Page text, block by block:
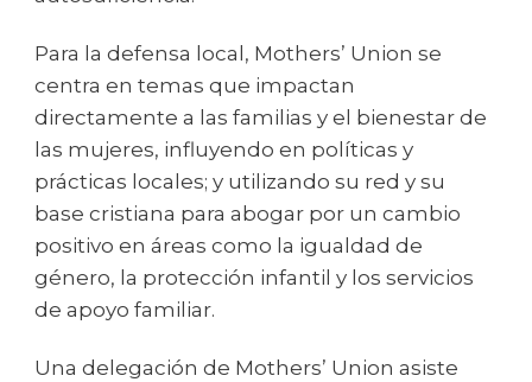
Para la defensa local, Mothers’ Union se
centra en temas que impactan
directamente a las familias y el bienestar de
las mujeres, influyendo en políticas y
prácticas locales; y utilizando su red y su
base cristiana para abogar por un cambio
positivo en áreas como la igualdad de
género, la protección infantil y los servicios
de apoyo familiar.
Una delegación de Mothers’ Union asiste